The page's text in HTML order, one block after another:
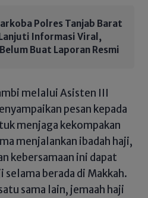
Polres Tanjab Barat
Informasi Viral,
Buat Laporan Resmi
melalui Asisten III
pesan kepada
menjaga kekompakan
menjalankan ibadah haji,
kebersamaan ini dapat
berada di Makkah.
sama lain, jemaah haji